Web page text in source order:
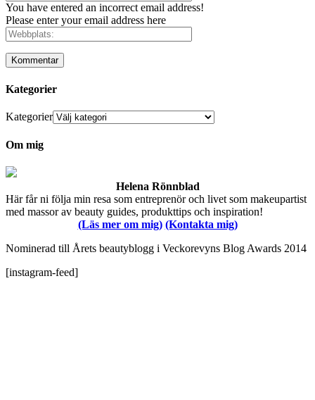
You have entered an incorrect email address!
Please enter your email address here
Kategorier
Kategorier
Om mig
Helena Rönnblad
Här får ni följa min resa som entreprenör och livet som makeupartist
med massor av beauty guides, produkttips och inspiration!
(Läs mer om mig) (Kontakta mig)
Nominerad till Årets beautyblogg i Veckorevyns Blog Awards 2014
[instagram-feed]